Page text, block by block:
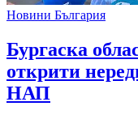
Новини България
Бургаска
открити
НАП